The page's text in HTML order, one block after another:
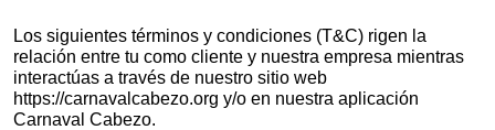
Los siguientes términos y condiciones (T&C) rigen la
relación entre tu como cliente y nuestra empresa mientras
interactúas a través de nuestro sitio web
https://carnavalcabezo.org y/o en nuestra aplicación
Carnaval Cabezo.